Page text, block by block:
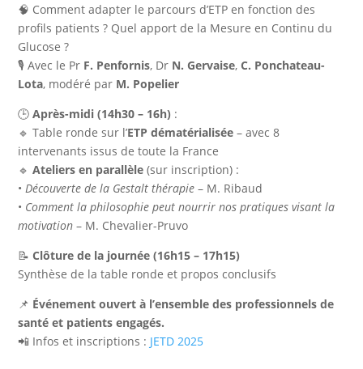
🧠 Comment adapter le parcours d’ETP en fonction des
profils patients ? Quel apport de la Mesure en Continu du
Glucose ?
🎙️ Avec le Pr F. Penfornis, Dr N. Gervaise,C. Ponchateau-
Lota, modéré par M. Popelier
🕒Après-midi (14h30 – 16h) :
🔹 Table ronde sur l’ETP dématérialisée – avec 8
intervenants issus de toute la France
🔹Ateliers en parallèle (sur inscription) :
• Découverte de la Gestalt thérapie – M. Ribaud
• Comment la philosophie peut nourrir nos pratiques visant la
motivation – M. Chevalier-Pruvo
📝Clôture de la journée (16h15 – 17h15)
Synthèse de la table ronde et propos conclusifs
📌 Événement ouvert à l’ensemble des professionnels de
santé et patients engagés.
📲 Infos et inscriptions : JETD 2025